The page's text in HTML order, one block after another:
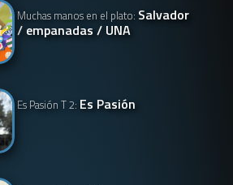
Muchas manos en el plato: Salvador
/ empanadas / UNA
Es Pasión T 2: Es Pasión